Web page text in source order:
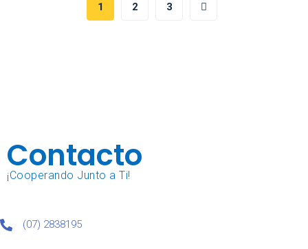
1 2 3
Contacto
¡Cooperando Junto a Ti!
(07) 2838195